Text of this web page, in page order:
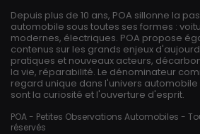
Depuis plus de 10 ans, POA sillonne la
automobile sous toutes ses formes :
modernes, électriques. POA propose
contenus sur les grands enjeux
pratiques et nouveaux acteurs,
la vie, réparabilité. Le dénominateur
regard unique dans l'univers
sont la curiosité et l'ouverture d'esprit.
POA - Petites Observations Automobiles -
réservés